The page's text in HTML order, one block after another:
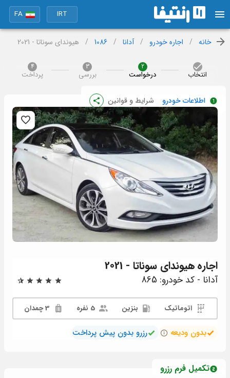
IRT
FA
خانه / اجاره خودرو / آدانا /
1086
/ هیوندای سوناتا - 2021
انتخاب
2
درخواست
3
بررسی
4
پرداخت
اطلاعات خودرو شرایط و قوانین
اجارههیوندای سوناتا - 2021
آدانا - کد خودرو: 865
اتوماتیک بنزین 5 نفره
بدون ودیعه رزرو بدون پیش پرداخت
تکمیل فرم رزرو